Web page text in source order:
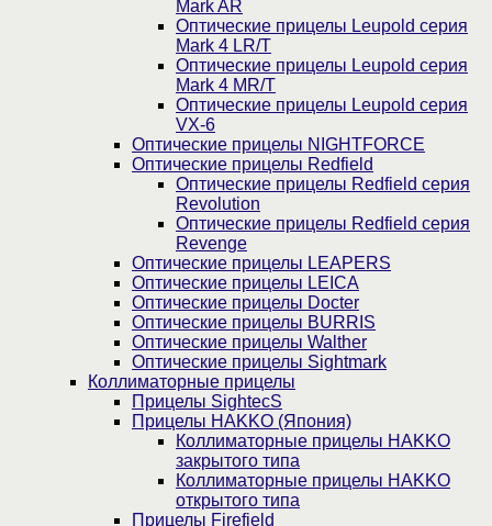
Mark AR
Оптические прицелы Leupold серия
Mark 4 LR/T
Оптические прицелы Leupold серия
Mark 4 MR/T
Оптические прицелы Leupold серия
VX-6
Оптические прицелы NIGHTFORCE
Оптические прицелы Redfield
Оптические прицелы Redfield серия
Revolution
Оптические прицелы Redfield серия
Revenge
Оптические прицелы LEAPERS
Оптические прицелы LEICA
Оптические прицелы Docter
Оптические прицелы BURRIS
Оптические прицелы Walther
Оптические прицелы Sightmark
Коллиматорные прицелы
Прицелы SightecS
Прицелы HAKKO (Япония)
Коллиматорные прицелы HAKKO
закрытого типа
Коллиматорные прицелы HAKKO
открытого типа
Прицелы Firefield